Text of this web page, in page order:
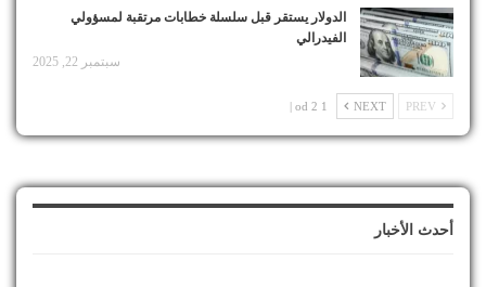
الدولار يستقر قبل سلسلة خطابات مرتقبة لمسؤولي
الفيدرالي
سبتمبر 22, 2025
NEXT
1 od 2 |
أحدث الأخبار